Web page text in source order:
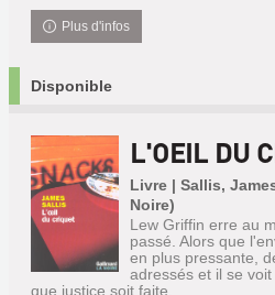
Plus d'infos
Disponible
L'OEIL DU
Livre | Sallis,
Noire)
Lew Griffin erre au
passé. Alors que
en plus pressante,
adressés et il se
que justice soit faite.